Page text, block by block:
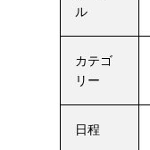
ル
カテゴ
リー
日程